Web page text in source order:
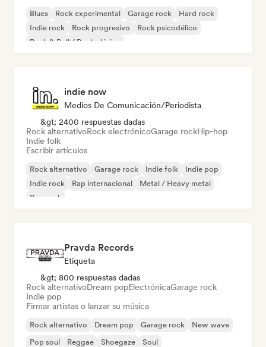
Blues Rock experimental Garage rock
Hard rock
Indie rock
Rock progresivo
Rock psicodélico
Rock & Roll / Rock clásico
indie now
Medios De Comunicación/Periodista
&gt; 2400 respuestas dadas
Rock alternativoRock electrónicoGarage rockHip-hop
Indie folk
Escribir artículos
Rock alternativo Garage rock Indie folk
Indie pop
Indie rock
Rap internacional
Metal / Heavy metal
Pop rock
Pravda Records
Etiqueta
&gt; 800 respuestas dadas
Rock alternativoDream popElectrónicaGarage rock
Indie pop
Firmar artistas o lanzar su música
Rock alternativo Dream pop Garage rock
New wave
Pop soul
Reggae Shoegaze Soul